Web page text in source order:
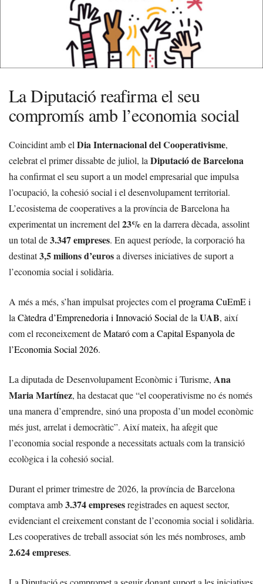
La Diputació reafirma el seu
compromís amb l’economia social
Coincidint amb el Dia Internacional del Cooperativisme,
celebrat el primer dissabte de juliol, la Diputació de Barcelona
ha confirmat el seu suport a un model empresarial que impulsa
l’ocupació, la cohesió social i el desenvolupament territorial.
L’ecosistema de cooperatives a la província de Barcelona ha
experimentat un increment del 23% en la darrera dècada, assolint
un total de3.347 empreses. En aquest període, la corporació ha
destinat3,5 milions d’eurosa diverses iniciatives de suport a
l’economia social i solidària.
A més a més, s’han impulsat projectes com el programa CuEmEi
la Càtedra d’Emprenedoria i Innovació Social de la UAB, així
com el reconeixement deMataró com a Capital Espanyola de
l’Economia Social 2026.
La diputada de Desenvolupament Econòmic i Turisme, Ana
Maria Martínez, ha destacat que “el cooperativisme no és només
una manera d’emprendre, sinó una proposta d’un model econòmic
més just, arrelat i democràtic”. Així mateix, ha afegit que
l’economia social responde a necessitats actuals com la transició
ecològica i la cohesió social.
Durant el primer trimestre de 2026, la província de Barcelona
comptava amb3.374 empresesregistrades en aquest sector,
evidenciant el creixement constant de l’economia social i solidària.
Les cooperatives de treball associat són les més nombroses, amb
2.624 empreses.